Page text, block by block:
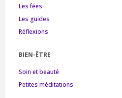
Les fées
Les guides
Réflexions
BIEN-ÊTRE
Soin et beauté
Petites méditations